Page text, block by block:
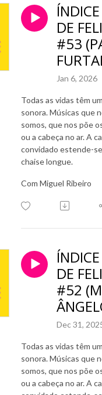
DE
#53
Jan 6, 2026
Todas as vidas têm
sonora. Músicas que
somos, que nos põe
ou a cabeça no ar. A
convidado estende-
chaise longue.
Com Miguel Ribeiro
DE
#52
Dec 31,
Todas as vidas têm
sonora. Músicas que
somos, que nos põe
ou a cabeça no ar. A